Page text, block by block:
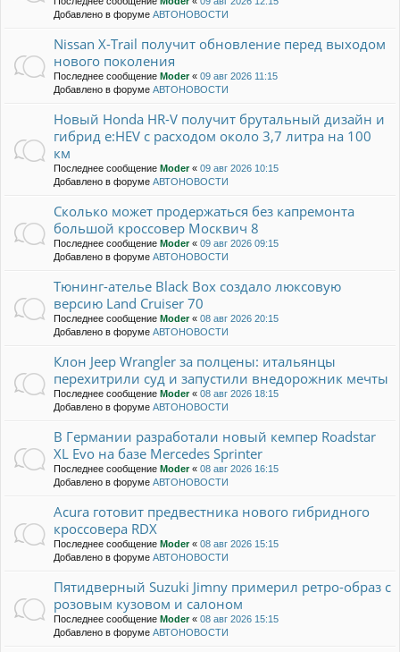
Добавлено в форуме АВТОНОВОСТИ
Nissan X-Trail получит обновление перед выходом
нового поколения
Последнее сообщение Moder« 09 авг 2026 11:15
Добавлено в форуме АВТОНОВОСТИ
Новый Honda HR-V получит брутальный дизайн и
гибрид e:HEV с расходом около 3,7 литра на 100
км
Последнее сообщение Moder« 09 авг 2026 10:15
Добавлено в форуме АВТОНОВОСТИ
Сколько может продержаться без капремонта
большой кроссовер Москвич 8
Последнее сообщение Moder« 09 авг 2026 09:15
Добавлено в форуме АВТОНОВОСТИ
Тюнинг-ателье Black Box создало люксовую
версию Land Cruiser 70
Последнее сообщение Moder« 08 авг 2026 20:15
Добавлено в форуме АВТОНОВОСТИ
Клон Jeep Wrangler за полцены: итальянцы
перехитрили суд и запустили внедорожник мечты
Последнее сообщение Moder« 08 авг 2026 18:15
Добавлено в форуме АВТОНОВОСТИ
В Германии разработали новый кемпер Roadstar
XL Evo на базе Mercedes Sprinter
Последнее сообщение Moder« 08 авг 2026 16:15
Добавлено в форуме АВТОНОВОСТИ
Acura готовит предвестника нового гибридного
кроссовера RDX
Последнее сообщение Moder« 08 авг 2026 15:15
Добавлено в форуме АВТОНОВОСТИ
Пятидверный Suzuki Jimny примерил ретро-образ с
розовым кузовом и салоном
Последнее сообщение Moder« 08 авг 2026 15:15
Добавлено в форуме АВТОНОВОСТИ